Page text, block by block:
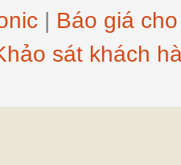
| Báo giá
sát khách